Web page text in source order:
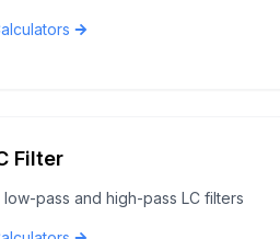
Filter
low-pass and high-pass LC filters